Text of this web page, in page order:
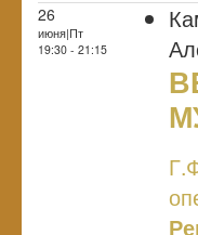
26
июня|Пт
19:30 - 21:15